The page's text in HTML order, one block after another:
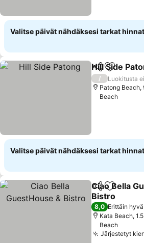
Valitse päivät nähdäksesi tarkat hinnat
Jaa Lisää
Hill Side
/
Luokitusta
Patong Beach,
Beach
Valitse päivät nähdäksesi tarkat hinnat
Jaa Lisää
Ciao Bella
Bistro
8,0 Erittäin hyvä
Kata Beach,
Beach
Järjestetyt